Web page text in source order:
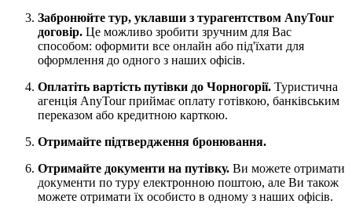
Забронюйте тур, уклавши з турагентством AnyTour
договір. Це можливо зробити зручним для Вас
способом: оформити все онлайн або під'їхати для
оформлення до одного з наших офісів.
Оплатіть вартість путівки до Чорногорії. Туристична
агенція AnyTour приймає оплату готівкою, банківським
переказом або кредитною карткою.
Отримайте підтвердження бронювання.
Отримайте документи на путівку. Ви можете отримати
документи по туру електронною поштою, але Ви також
можете отримати їх особисто в одному з наших офісів.